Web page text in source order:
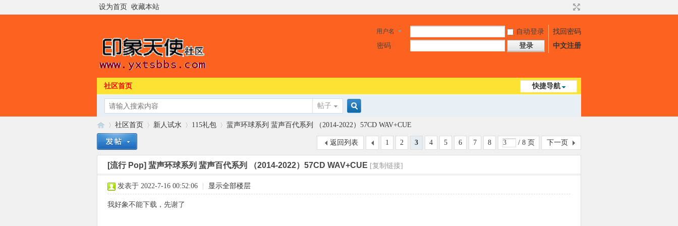
设为首页 收藏本站
用户名 自动登录
找回密码
密码
登录 中文注册
快捷导航
社区首页
帖子
搜
索
»
社区首页
›
新人试水
›
115礼包
›
蜚声环球系列 蜚声百代系列 （2014-2022）57CD WAV+CUE
1 2 3 4 5 6 7 8 / 8 页 下一页
返回列表
[流行 Pop] 蜚声环球系列 蜚声百代系列 （2014-2022）57CD WAV+CUE [复制链接]
发表于 2022-7-16 00:52:06 显示全部楼层
我好象不能下载，先谢了